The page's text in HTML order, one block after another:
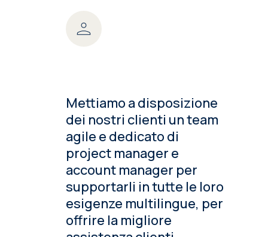
Mettiamo a disposizione
dei nostri clienti un team
agile e dedicato di
project manager e
account manager per
supportarli in tutte le loro
esigenze multilingue, per
offrire la migliore